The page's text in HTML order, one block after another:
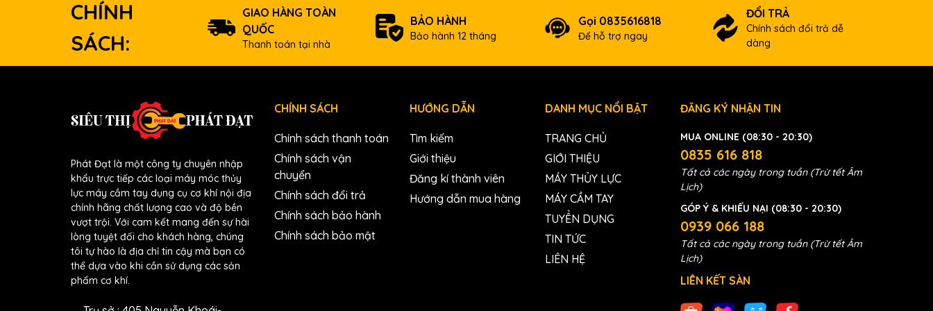
cos),dụng cụ sửa chữa đa năng >> Cách thức mua hàng dễ dàng nhanh chóng,>> Khách nội thành Hà Nội shop có ship trực
tiếp và miễn phí ,>> Mọi thắc mắc liên hệ 0966759284 hoặc 0972883268 (Call/Sms/Zalo,Facebook)
CHÍNH
SÁCH:
GIAO HÀNG TOÀN
QUỐC
Thanh toán tại nhà
BẢO HÀNH
Bảo hành 12 tháng
Gọi 0835616818
Để hỗ trợ ngay
ĐỔI TRẢ
Chính sách đổi trả dễ
dàng
Phát Đạt là một công ty chuyên nhập
khẩu trực tiếp các loại máy móc thủy
lực máy cầm tay dụng cụ cơ khí nội địa
chính hãng chất lượng cao và độ bền
vượt trội. Với cam kết mang đến sự hài
lòng tuyệt đối cho khách hàng, chúng
tôi tự hào là địa chỉ tin cậy mà bạn có
thể dựa vào khi cần sử dụng các sản
phẩm cơ khí.
CHÍNH SÁCH
Chính sách thanh toán
Chính sách vận
chuyển
Chính sách đổi trả
Chính sách bảo hành
Chính sách bảo mật
HƯỚNG DẪN
Tìm kiếm
Giới thiệu
Đăng kí thành viên
Hướng dẫn mua hàng
DANH MỤC NỔI BẬT
TRANG CHỦ
GIỚI THIỆU
MÁY THỦY LỰC
MÁY CẦM TAY
TUYỂN DỤNG
TIN TỨC
LIÊN HỆ
ĐĂNG KÝ NHẬN TIN
MUA ONLINE (08:30 - 20:30)
0835 616 818
Tất cả các ngày trong tuần (Trừ tết Âm
Lịch)
GÓP Ý & KHIẾU NẠI (08:30 - 20:30)
0939 066 188
Tất cả các ngày trong tuần (Trừ tết Âm
Lịch)
LIÊN KẾT SÀN